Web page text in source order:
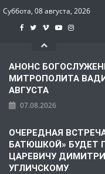
Суббота, 08 августа, 2026
АНОНС
МИТРОПОЛИТА
АВГУСТА
07.08.2026
ОЧЕРЕДНАЯ
БАТЮШКОЙ» БУДЕТ
ЦАРЕВИЧУ
УГЛИЧСКОМУ